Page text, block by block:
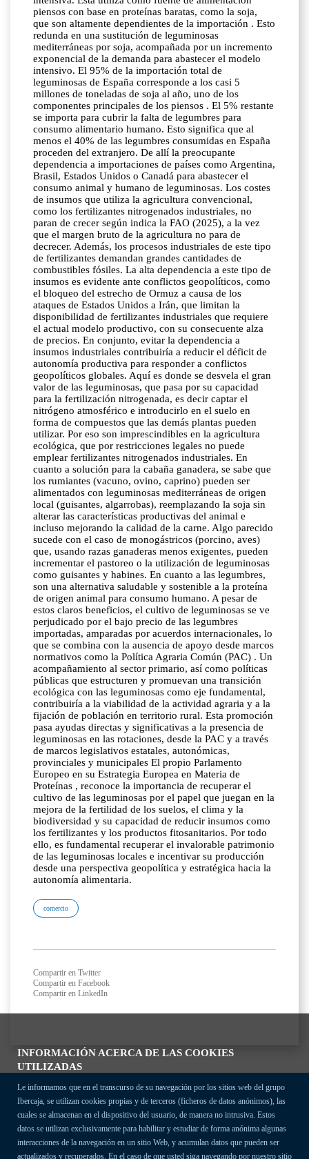
INFORMACIÓN ACERCA DE LAS COOKIES
UTILIZADAS
Le informamos que en el transcurso de su navegación por los sitios web del grupo
Ibercaja, se utilizan cookies propias y de terceros (ficheros de datos anónimos), las
cuales se almacenan en el dispositivo del usuario, de manera no intrusiva. Estos
datos se utilizan exclusivamente para habilitar y estudiar de forma anónima algunas
interacciones de la navegación en un sitio Web, y acumulan datos que pueden ser
actualizados y recuperados. En el caso de que usted siga navegando por nuestro sitio
piensos con base en proteínas baratas, como la soja,
que son altamente dependientes de la importación . Esto
redunda en una sustitución de leguminosas
mediterráneas por soja, acompañada por un incremento
exponencial de la demanda para abastecer el modelo
intensivo. El 95% de la importación total de
leguminosas de España corresponde a los casi 5
millones de toneladas de soja al año, uno de los
componentes principales de los piensos . El 5% restante
se importa para cubrir la falta de legumbres para
consumo alimentario humano. Esto significa que al
menos el 40% de las legumbres consumidas en España
proceden del extranjero. De allí la preocupante
dependencia a importaciones de países como Argentina,
Brasil, Estados Unidos o Canadá para abastecer el
consumo animal y humano de leguminosas. Los costes
de insumos que utiliza la agricultura convencional,
como los fertilizantes nitrogenados industriales, no
paran de crecer según indica la FAO (2025), a la vez
que el margen bruto de la agricultura no para de
decrecer. Además, los procesos industriales de este tipo
de fertilizantes demandan grandes cantidades de
combustibles fósiles. La alta dependencia a este tipo de
insumos es evidente ante conflictos geopolíticos, como
el bloqueo del estrecho de Ormuz a causa de los
ataques de Estados Unidos a Irán, que limitan la
disponibilidad de fertilizantes industriales que requiere
el actual modelo productivo, con su consecuente alza
de precios. En conjunto, evitar la dependencia a
insumos industriales contribuiría a reducir el déficit de
autonomía productiva para responder a conflictos
geopolíticos globales. Aquí es donde se desvela el gran
valor de las leguminosas, que pasa por su capacidad
para la fertilización nitrogenada, es decir captar el
nitrógeno atmosférico e introducirlo en el suelo en
forma de compuestos que las demás plantas pueden
utilizar. Por eso son imprescindibles en la agricultura
ecológica, que por restricciones legales no puede
emplear fertilizantes nitrogenados industriales. En
cuanto a solución para la cabaña ganadera, se sabe que
los rumiantes (vacuno, ovino, caprino) pueden ser
alimentados con leguminosas mediterráneas de origen
local (guisantes, algarrobas), reemplazando la soja sin
alterar las características productivas del animal e
incluso mejorando la calidad de la carne. Algo parecido
sucede con el caso de monogástricos (porcino, aves)
que, usando razas ganaderas menos exigentes, pueden
incrementar el pastoreo o la utilización de leguminosas
como guisantes y habines. En cuanto a las legumbres,
son una alternativa saludable y sostenible a la proteína
de origen animal para consumo humano. A pesar de
estos claros beneficios, el cultivo de leguminosas se ve
perjudicado por el bajo precio de las legumbres
importadas, amparadas por acuerdos internacionales, lo
que se combina con la ausencia de apoyo desde marcos
normativos como la Política Agraria Común (PAC) . Un
acompañamiento al sector primario, así como políticas
públicas que estructuren y promuevan una transición
ecológica con las leguminosas como eje fundamental,
contribuiría a la viabilidad de la actividad agraria y a la
fijación de población en territorio rural. Esta promoción
pasa ayudas directas y significativas a la presencia de
leguminosas en las rotaciones, desde la PAC y a través
de marcos legislativos estatales, autonómicas,
provinciales y municipales El propio Parlamento
Europeo en su Estrategia Europea en Materia de
Proteínas , reconoce la importancia de recuperar el
cultivo de las leguminosas por el papel que juegan en la
mejora de la fertilidad de los suelos, el clima y la
biodiversidad y su capacidad de reducir insumos como
los fertilizantes y los productos fitosanitarios. Por todo
ello, es fundamental recuperar el invalorable patrimonio
de las leguminosas locales e incentivar su producción
desde una perspectiva geopolítica y estratégica hacia la
autonomía alimentaria.
comercio
Compartir en Twitter
Compartir en Facebook
Compartir en LinkedIn